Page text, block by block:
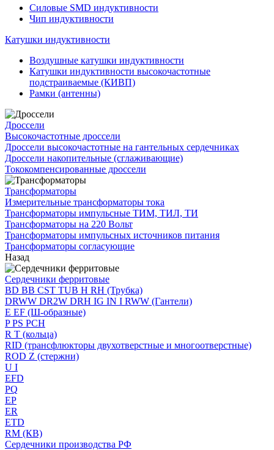
Силовые SMD индуктивности
Чип индуктивности
Катушки индуктивности
Воздушные катушки индуктивности
Катушки индуктивности высокочастотные
подстраиваемые (КИВП)
Рамки (антенны)
Дроссели
Высокочастотные дроссели
Дроссели высокочастотные на гантельных сердечниках
Дроссели накопительные (сглаживающие)
Тококомпенсированные дроссели
Трансформаторы
Измерительные трансформаторы тока
Трансформаторы импульсные ТИМ, ТИЛ, ТИ
Трансформаторы на 220 Вольт
Трансформаторы импульсных источников питания
Трансформаторы согласующие
Назад
Сердечники ферритовые
BD BB CST TUB H RH (Трубка)
DRWW DR2W DRH IG IN I RWW (Гантели)
E EF (Ш-образные)
P PS PCH
R T (кольца)
RID (трансфлюкторы двухотверстные и многоотверстные)
ROD Z (стержни)
U I
EFD
PQ
EP
ER
ETD
RM (КВ)
Сердечники производства РФ